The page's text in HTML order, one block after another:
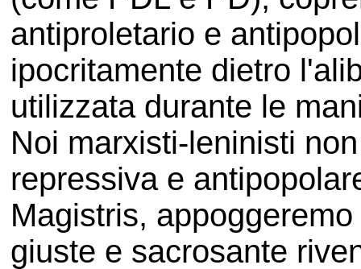
antiproletario e
ipocritamente dietro
utilizzata durante le
Noi marxisti-leninisti
repressiva e
Magistris,
giuste e sacrosante